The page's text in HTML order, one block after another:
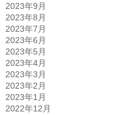
2023年9月
2023年8月
2023年7月
2023年6月
2023年5月
2023年4月
2023年3月
2023年2月
2023年1月
2022年12月